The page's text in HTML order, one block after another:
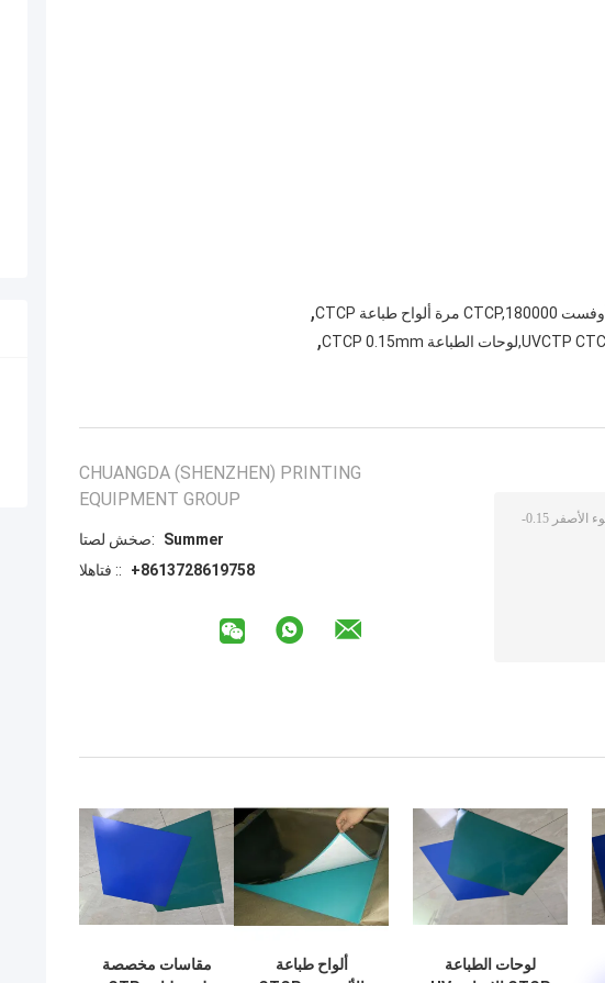
,
,
CHUANGDA (SHENZHEN) PRINTING
EQUIPMENT GROUP
اتصل شخص:
Summer
الهاتف ::
+8613728619758
لوحات الطباعة
ألواح طباعة
مقاسات مخصصة